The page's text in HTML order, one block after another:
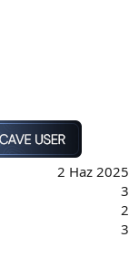
2 Haz 2025
3
2
3